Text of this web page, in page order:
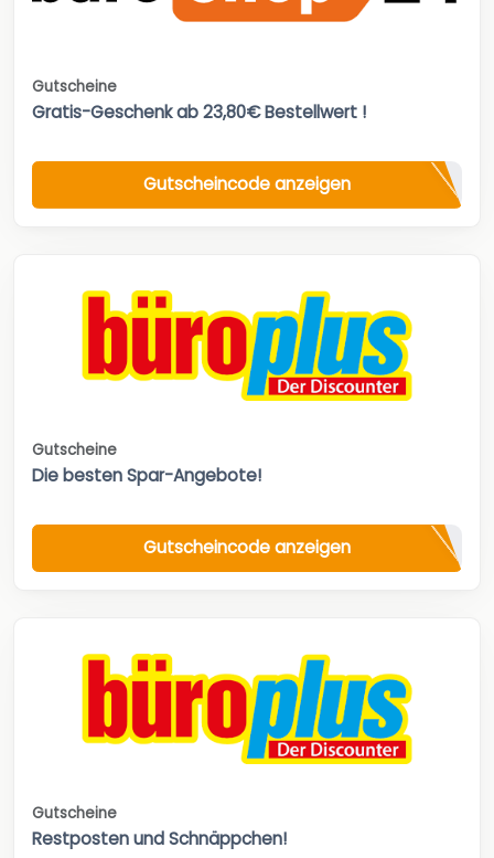
Gutscheine
Gratis-Geschenk ab 23,80€ Bestellwert !
Gutscheincode anzeigen
Gutscheine
Die besten Spar-Angebote!
Gutscheincode anzeigen
Gutscheine
Restposten und Schnäppchen!